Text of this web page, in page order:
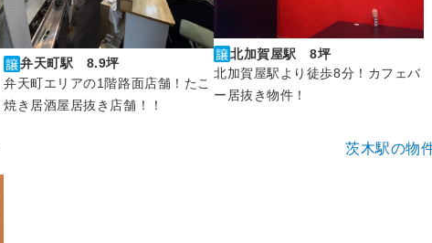
弁天町駅 8.9坪
弁天町エリアの1階路面店舗！たこ
焼き居酒屋居抜き店舗！！
北加賀屋駅 8坪
北加賀屋駅より徒歩8分！カフェバ
ー居抜き物件！
茨木駅の物